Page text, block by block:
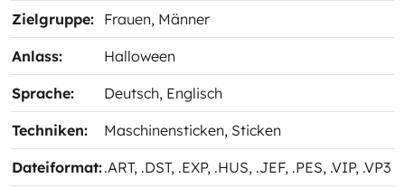
Zielgruppe: Frauen, Männer
Anlass: Halloween
Sprache: Deutsch, Englisch
Techniken: Maschinensticken, Sticken
Dateiformat:.ART, .DST, .EXP, .HUS, .JEF, .PES, .VIP, .VP3